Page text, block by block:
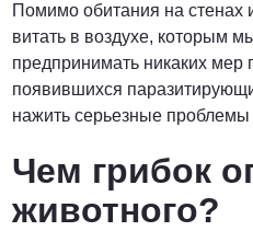
Помимо обитания на стенах
витать в воздухе, которым
предпринимать никаких мер
появившихся
нажить серьезные проблемы
Чем грибок
животного?